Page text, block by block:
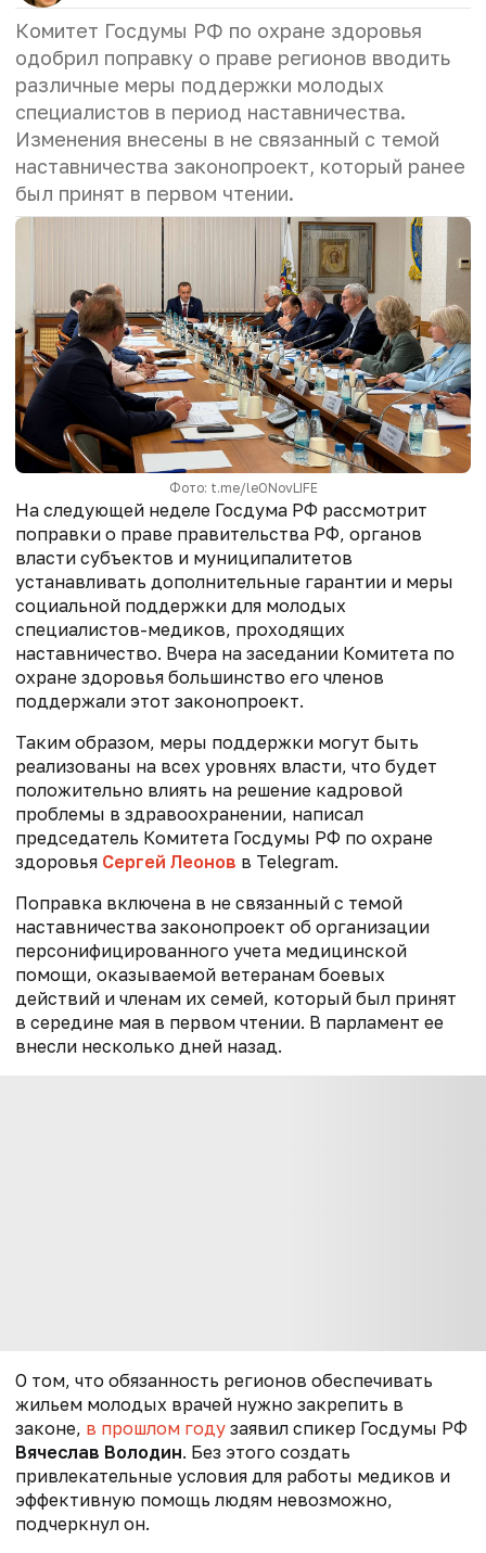
Комитет Госдумы РФ по охране здоровья
одобрил поправку о праве регионов вводить
различные меры поддержки молодых
специалистов в период наставничества.
Изменения внесены в не связанный с темой
наставничества законопроект, который ранее
был принят в первом чтении.
Фото: t.me/leONovLIFE
На следующей неделе Госдума РФ рассмотрит
поправки о праве правительства РФ, органов
власти субъектов и муниципалитетов
устанавливать дополнительные гарантии и меры
социальной поддержки для молодых
специалистов-медиков, проходящих
наставничество. Вчера на заседании Комитета по
охране здоровья большинство его членов
поддержали этот законопроект.
Таким образом, меры поддержки могут быть
реализованы на всех уровнях власти, что будет
положительно влиять на решение кадровой
проблемы в здравоохранении, написал
председатель Комитета Госдумы РФ по охране
здоровья Сергей Леонов в Telegram.
Поправка включена в не связанный с темой
наставничества законопроект об организации
персонифицированного учета медицинской
помощи, оказываемой ветеранам боевых
действий и членам их семей, который был принят
в середине мая в первом чтении. В парламент ее
внесли несколько дней назад.
О том, что обязанность регионов обеспечивать
жильем молодых врачей нужно закрепить в
законе, в прошлом году заявил спикер Госдумы РФ
Вячеслав Володин. Без этого создать
привлекательные условия для работы медиков и
эффективную помощь людям невозможно,
подчеркнул он.